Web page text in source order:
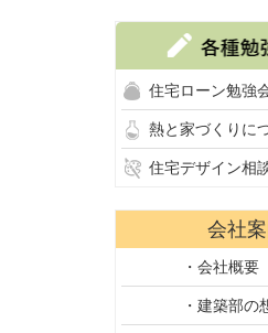
住宅ローン勉強
熱と家づくりに
住宅デザイン相
会社
・会社概要
・建築部の